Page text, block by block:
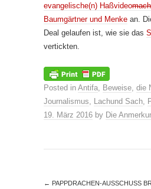
evangelische(n) Haßvideo
Baumgärtner und Menke an.
Deal gelaufen ist, wie sie das
vertickten.
Posted in Antifa Beweise die
Journalismus
Lachund Sach
19. März 2016 by Die
← PAPPDRACHEN-AUSSCHUSS